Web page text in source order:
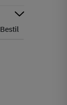
Bestil